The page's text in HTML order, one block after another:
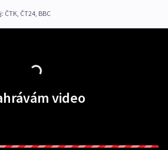
ČTK, ČT24, BBC
video